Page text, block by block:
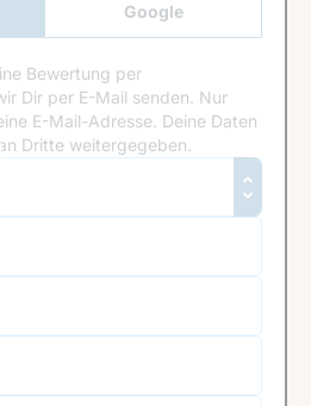
Google
Anmeldung
Bewertung per
Dir per E-Mail senden. Nur
E-Mail-Adresse. Deine Daten
Dritte weitergegeben.